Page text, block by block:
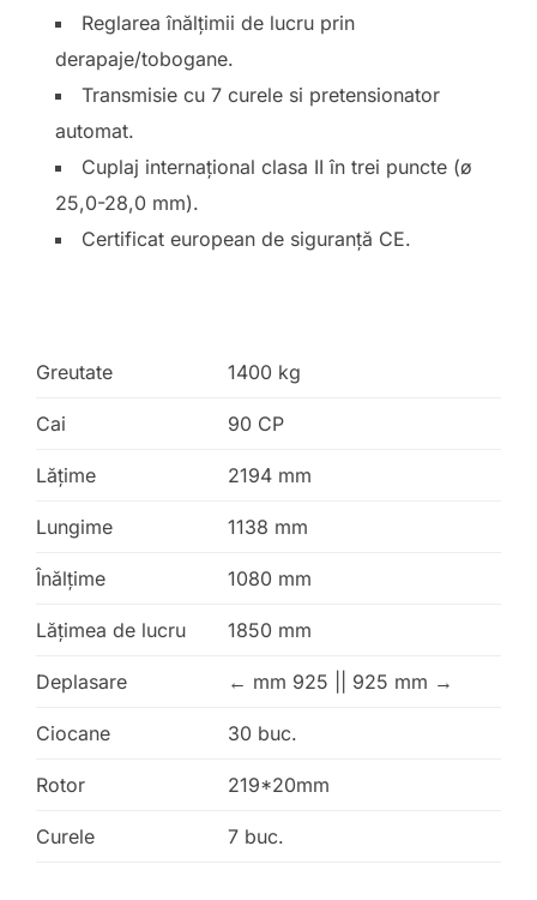
Reglarea înălțimii de lucru prin
derapaje/tobogane.
Transmisie cu 7 curele si pretensionator
automat.
Cuplaj internațional clasa II în trei puncte (ø
25,0-28,0 mm).
Certificat european de siguranță CE.
Greutate 1400 kg
Cai 90 CP
Lăţime 2194 mm
Lungime 1138 mm
Înălţime 1080 mm
Lățimea de lucru 1850 mm
Deplasare ← mm 925 || 925 mm →
Ciocane 30 buc.
Rotor 219*20mm
Curele 7 buc.